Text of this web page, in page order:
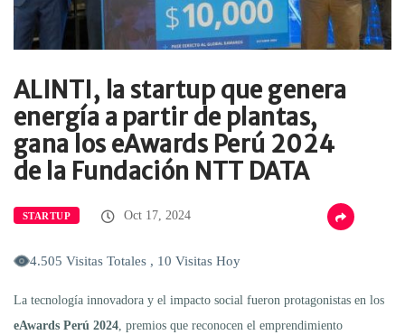
ALINTI, la startup que genera
energía a partir de plantas,
gana los eAwards Perú 2024
de la Fundación NTT DATA
STARTUP Oct 17, 2024
4.505 Visitas Totales , 10 Visitas Hoy
La tecnología innovadora y el impacto social fueron protagonistas en los
eAwards Perú 2024 , premios que reconocen el emprendimiento